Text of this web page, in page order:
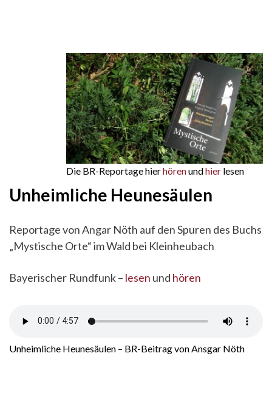
Die BR-Reportage hierhörenundhier lesen
Unheimliche Heunesäulen
Reportage von Angar Nöth auf den Spuren des Buchs
„Mystische Orte“ im Wald bei Kleinheubach
Bayerischer Rundfunk – lesen und hören
Unheimliche Heunesäulen – BR-Beitrag von Ansgar Nöth